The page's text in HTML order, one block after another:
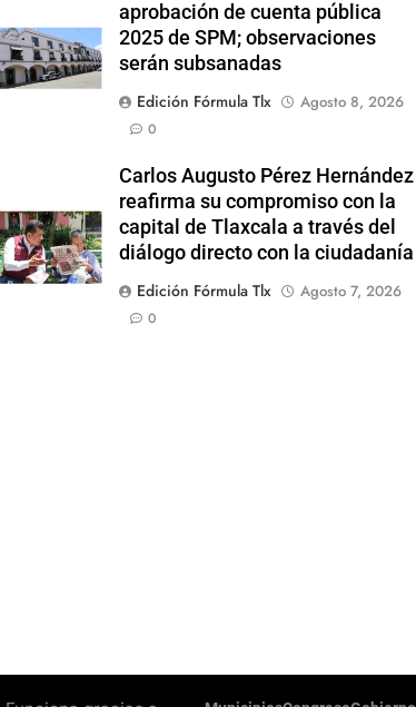
aprobación de cuenta pública
2025 de SPM; observaciones
serán subsanadas
Edición Fórmula Tlx
Agosto 8, 2026
0
Carlos Augusto Pérez Hernández
reafirma su compromiso con la
capital de Tlaxcala a través del
diálogo directo con la ciudadanía
Edición Fórmula Tlx
Agosto 7, 2026
0